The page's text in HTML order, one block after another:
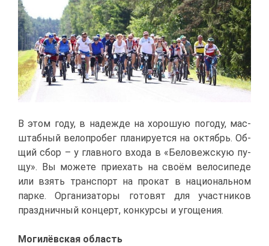
В этом го­ду, в на­деж­де на хо­ро­шую по­го­ду, мас­
штаб­ный ве­ло­про­бег пла­ни­ру­ет­ся на ок­тябрь. Об­
щий сбор – у глав­но­го вхо­да в «Бе­ло­веж­скую пу­
щу». Вы мо­же­те при­е­хать на сво­ём ве­ло­си­пе­де
или взять транс­порт на про­кат в на­ци­о­наль­ном
пар­ке. Ор­га­ни­за­то­ры го­то­вят для участ­ни­ков
празд­нич­ный кон­церт, кон­кур­сы и уго­ще­ния.
Мо­ги­лёв­ская об­ласть